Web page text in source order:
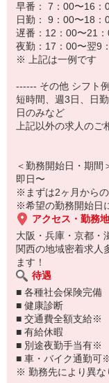
早番： 7：00〜16：
日勤： 9：00〜18：
遅番：12：00〜21
夜勤：17：00〜翌9
※ 上記は一例です
------ その他 シフト
短時間、週3日、日
日のみなど
上記以外の求人のご
＜勤務開始日・期間
即日〜
※まずは2ヶ月からの
※希望の勤務開始日
アクセス・勤務地
大阪・兵庫・京都・
関西の地域密着求人
ます！
待遇
■ 各種社会保険完備
■ 健康診断
■ 交通費全額支給※
■ 有給休暇
■ 別途夜勤手当有※
■ 車・バイク通勤可
※ 勤務先により異な